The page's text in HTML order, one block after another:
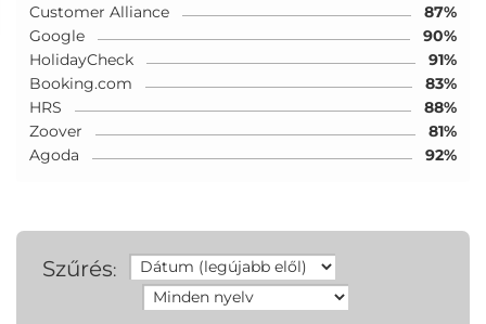
Customer Alliance
87%
Google
90%
HolidayCheck
91%
Booking.com
83%
HRS
88%
Zoover
81%
Agoda
92%
Szűrés: